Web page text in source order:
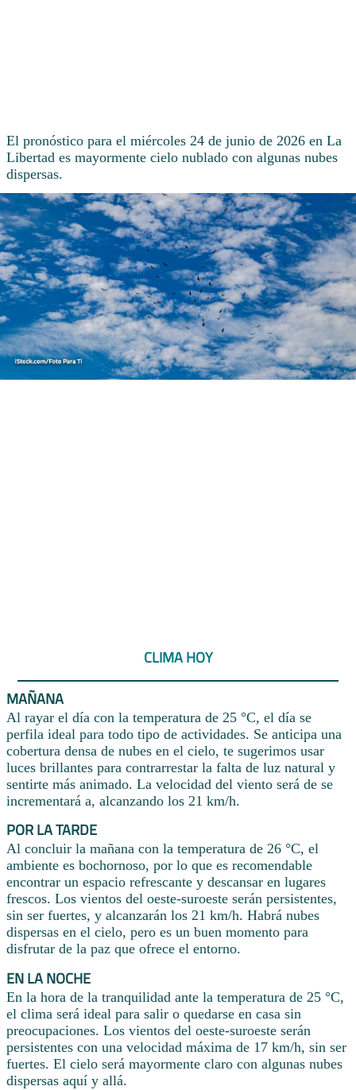
El pronóstico para el miércoles 24 de junio de 2026 en La
Libertad es mayormente cielo nublado con algunas nubes
dispersas.
CLIMA HOY
MAÑANA
Al rayar el día con la temperatura de 25 °C, el día se
perfila ideal para todo tipo de actividades. Se anticipa una
cobertura densa de nubes en el cielo, te sugerimos usar
luces brillantes para contrarrestar la falta de luz natural y
sentirte más animado. La velocidad del viento será de se
incrementará a, alcanzando los 21 km/h.
POR LA TARDE
Al concluir la mañana con la temperatura de 26 °C, el
ambiente es bochornoso, por lo que es recomendable
encontrar un espacio refrescante y descansar en lugares
frescos. Los vientos del oeste-suroeste serán persistentes,
sin ser fuertes, y alcanzarán los 21 km/h. Habrá nubes
dispersas en el cielo, pero es un buen momento para
disfrutar de la paz que ofrece el entorno.
EN LA NOCHE
En la hora de la tranquilidad ante la temperatura de 25 °C,
el clima será ideal para salir o quedarse en casa sin
preocupaciones. Los vientos del oeste-suroeste serán
persistentes con una velocidad máxima de 17 km/h, sin ser
fuertes. El cielo será mayormente claro con algunas nubes
dispersas aquí y allá.